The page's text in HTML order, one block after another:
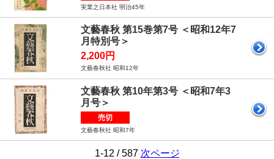
実業之日本社 明治45年
文藝春秋 第15巻第7号 ＜昭和12年7
月特別号＞
2,200円
文藝春秋社 昭和12年
文藝春秋 第10年第3号 ＜昭和7年3
月号＞
売切
文藝春秋社 昭和7年
1-12 / 587 次ページ